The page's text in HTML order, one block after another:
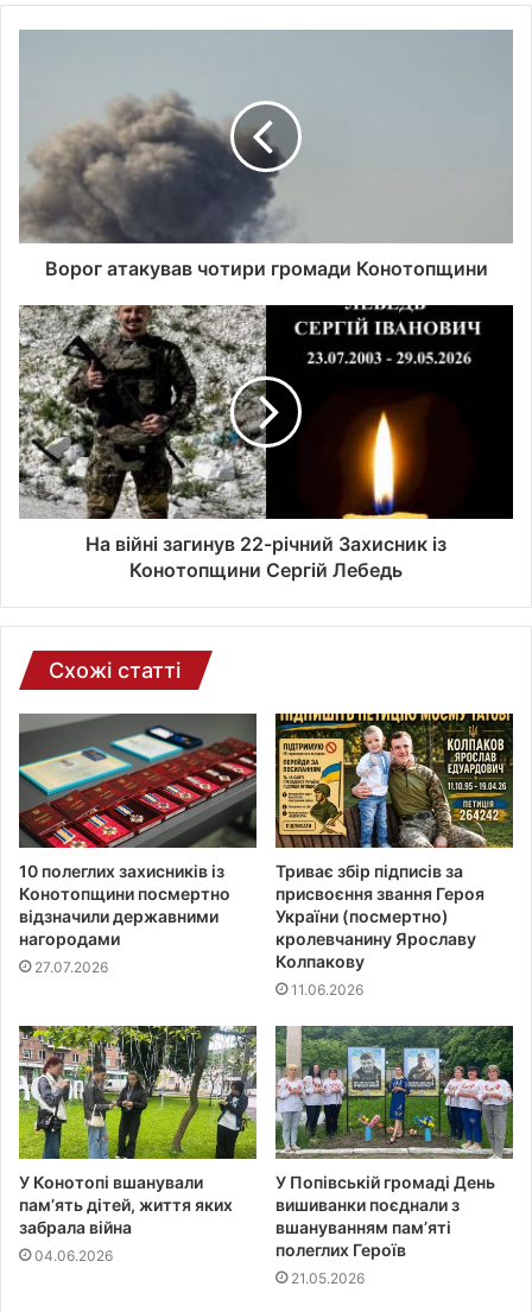
в
а
ш
е
л
е
к
т
р
о
н
н
о
и
Ворог атакував чотири громади Конотопщини
На війні загинув 22-річний Захисник із
Конотопщини Сергій Лебедь
Схожі статті
10 полеглих захисників із
Конотопщини посмертно
відзначили державними
нагородами
27.07.2026
Триває збір підписів за
присвоєння звання Героя
України (посмертно)
кролевчанину Ярославу
Колпакову
11.06.2026
У Конотопі вшанували
пам’ять дітей, життя яких
забрала війна
04.06.2026
У Попівській громаді День
вишиванки поєднали з
вшануванням пам’яті
полеглих Героїв
21.05.2026